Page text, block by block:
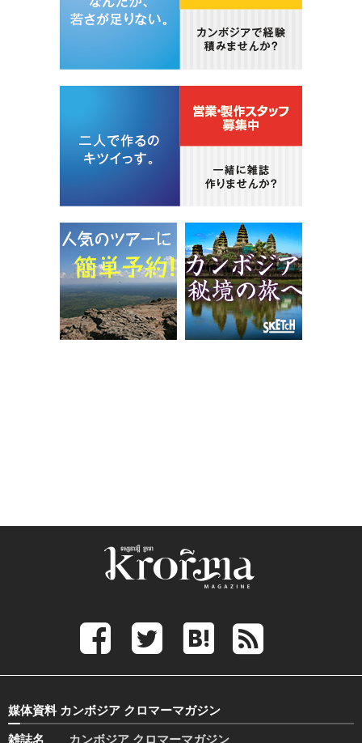
媒体資料 カンボジア クロマーマガジン
雑誌名
カンボジア クロマーマガジン